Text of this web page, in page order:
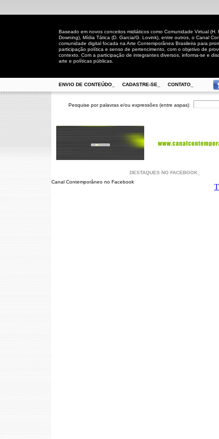
Baseado em novos conceitos midiáticos como Comunidade Virtual (H.
Downing), Mídia Tática (D. Garcia/G. Lovink), entre outros, o Canal
comunidade digital focada na Arte Contemporânea Brasileira para
participação política e senso de pertencimento, com o objetivo de
contexto. Com a participação de integrantes diversos, informa-se e
arte e políticas públicas.
ENVIO DE CONTEÚDO_ CADASTRE-SE_ CONTATO_
Pesquise por palavras e/ou expressões (entre aspas)
DESTAQUES NO FACEBOOK_
Canal Contemporâneo no Facebook